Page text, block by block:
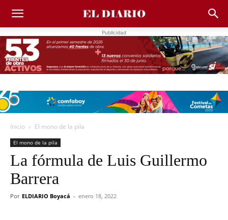
Publicidad
Inicio El mono de la pila
El mono de la pila
La fórmula de Luis Guillermo
Barrera
Por ELDIARIO Boyacá - enero 18, 2022